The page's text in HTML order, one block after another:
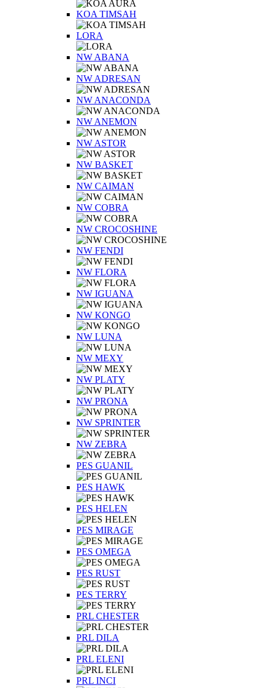
KOA TIMSAH
LORA
NW ABANA
NW ADRESAN
NW ANACONDA
NW ANEMON
NW ASTOR
NW BASKET
NW CAIMAN
NW COBRA
NW CROCOSHINE
NW FENDI
NW FLORA
NW IGUANA
NW KONGO
NW LUNA
NW MEXY
NW PLATY
NW PRONA
NW SPRINTER
NW ZEBRA
PES GUANIL
PES HAWK
PES HELEN
PES MIRAGE
PES OMEGA
PES RUST
PES TERRY
PRL CHESTER
PRL DILA
PRL ELENI
PRL INCI